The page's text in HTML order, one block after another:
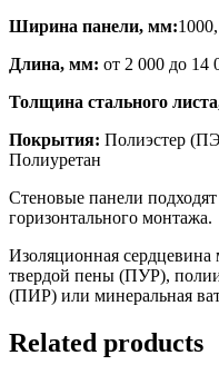
Ширина панели, мм:
Длина, мм: от 2 000 до 14
Толщина стального
Покрытия: Полиэстер
Полиуретан
Стеновые панели
горизонтального монтажа.
Изоляционная
твердой пены (ПУР),
(ПИР) или минеральная
Related products